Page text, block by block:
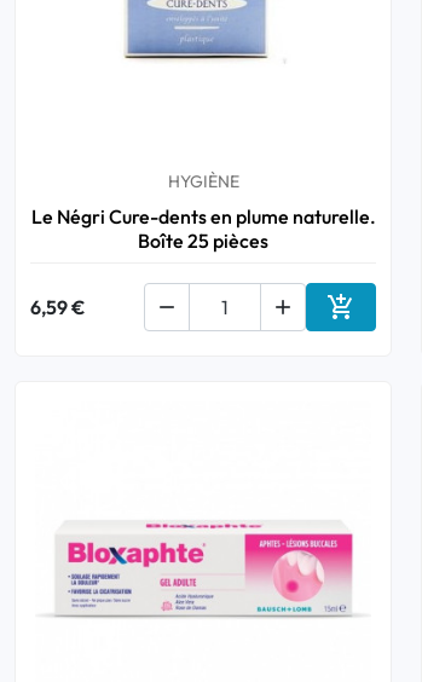
HYGIÈNE
Le Négri Cure-dents en plume naturelle.
Boîte 25 pièces
6,59 €   Ajouter